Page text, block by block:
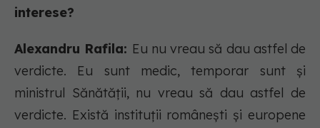
interese?
Alexandru Rafila: Eu nu vreau să dau astfel de
verdicte. Eu sunt medic, temporar sunt și
ministrul Sănătății, nu vreau să dau astfel de
verdicte. Există instituții românești și europene